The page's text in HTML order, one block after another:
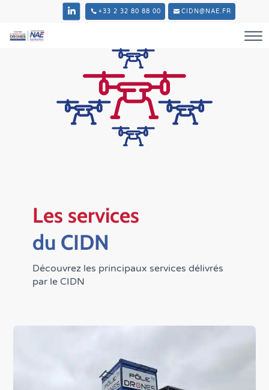
+33 2 32 80 88 00 CIDN@NAE.FR
Les services
du CIDN
Découvrez les principaux services délivrés
par le CIDN